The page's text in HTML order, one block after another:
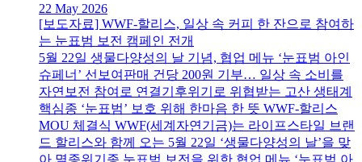
22 May 2026
[보도자료] WWF-할리스, 일상 속 커피 한 잔으로 참여하
는 눈표범 보전 캠페인 전개
5월 22일 생물다양성의 날 기념, 협업 메뉴 ‘눈표범 아인
슈페너’ 선보여판매 건당 200원 기부… 일상 속 소비를
자연보전 참여로 연결기후위기로 위협받는 고산 생태계
핵심종 ‘눈표범’ 보호 위해 한마음 한 뜻 WWF-할리스
MOU 체결식 WWF(세계자연기금)는 라이프스타일 브랜
드 할리스와 함께 오는 5월 22일 ‘생물다양성의 날’을 맞